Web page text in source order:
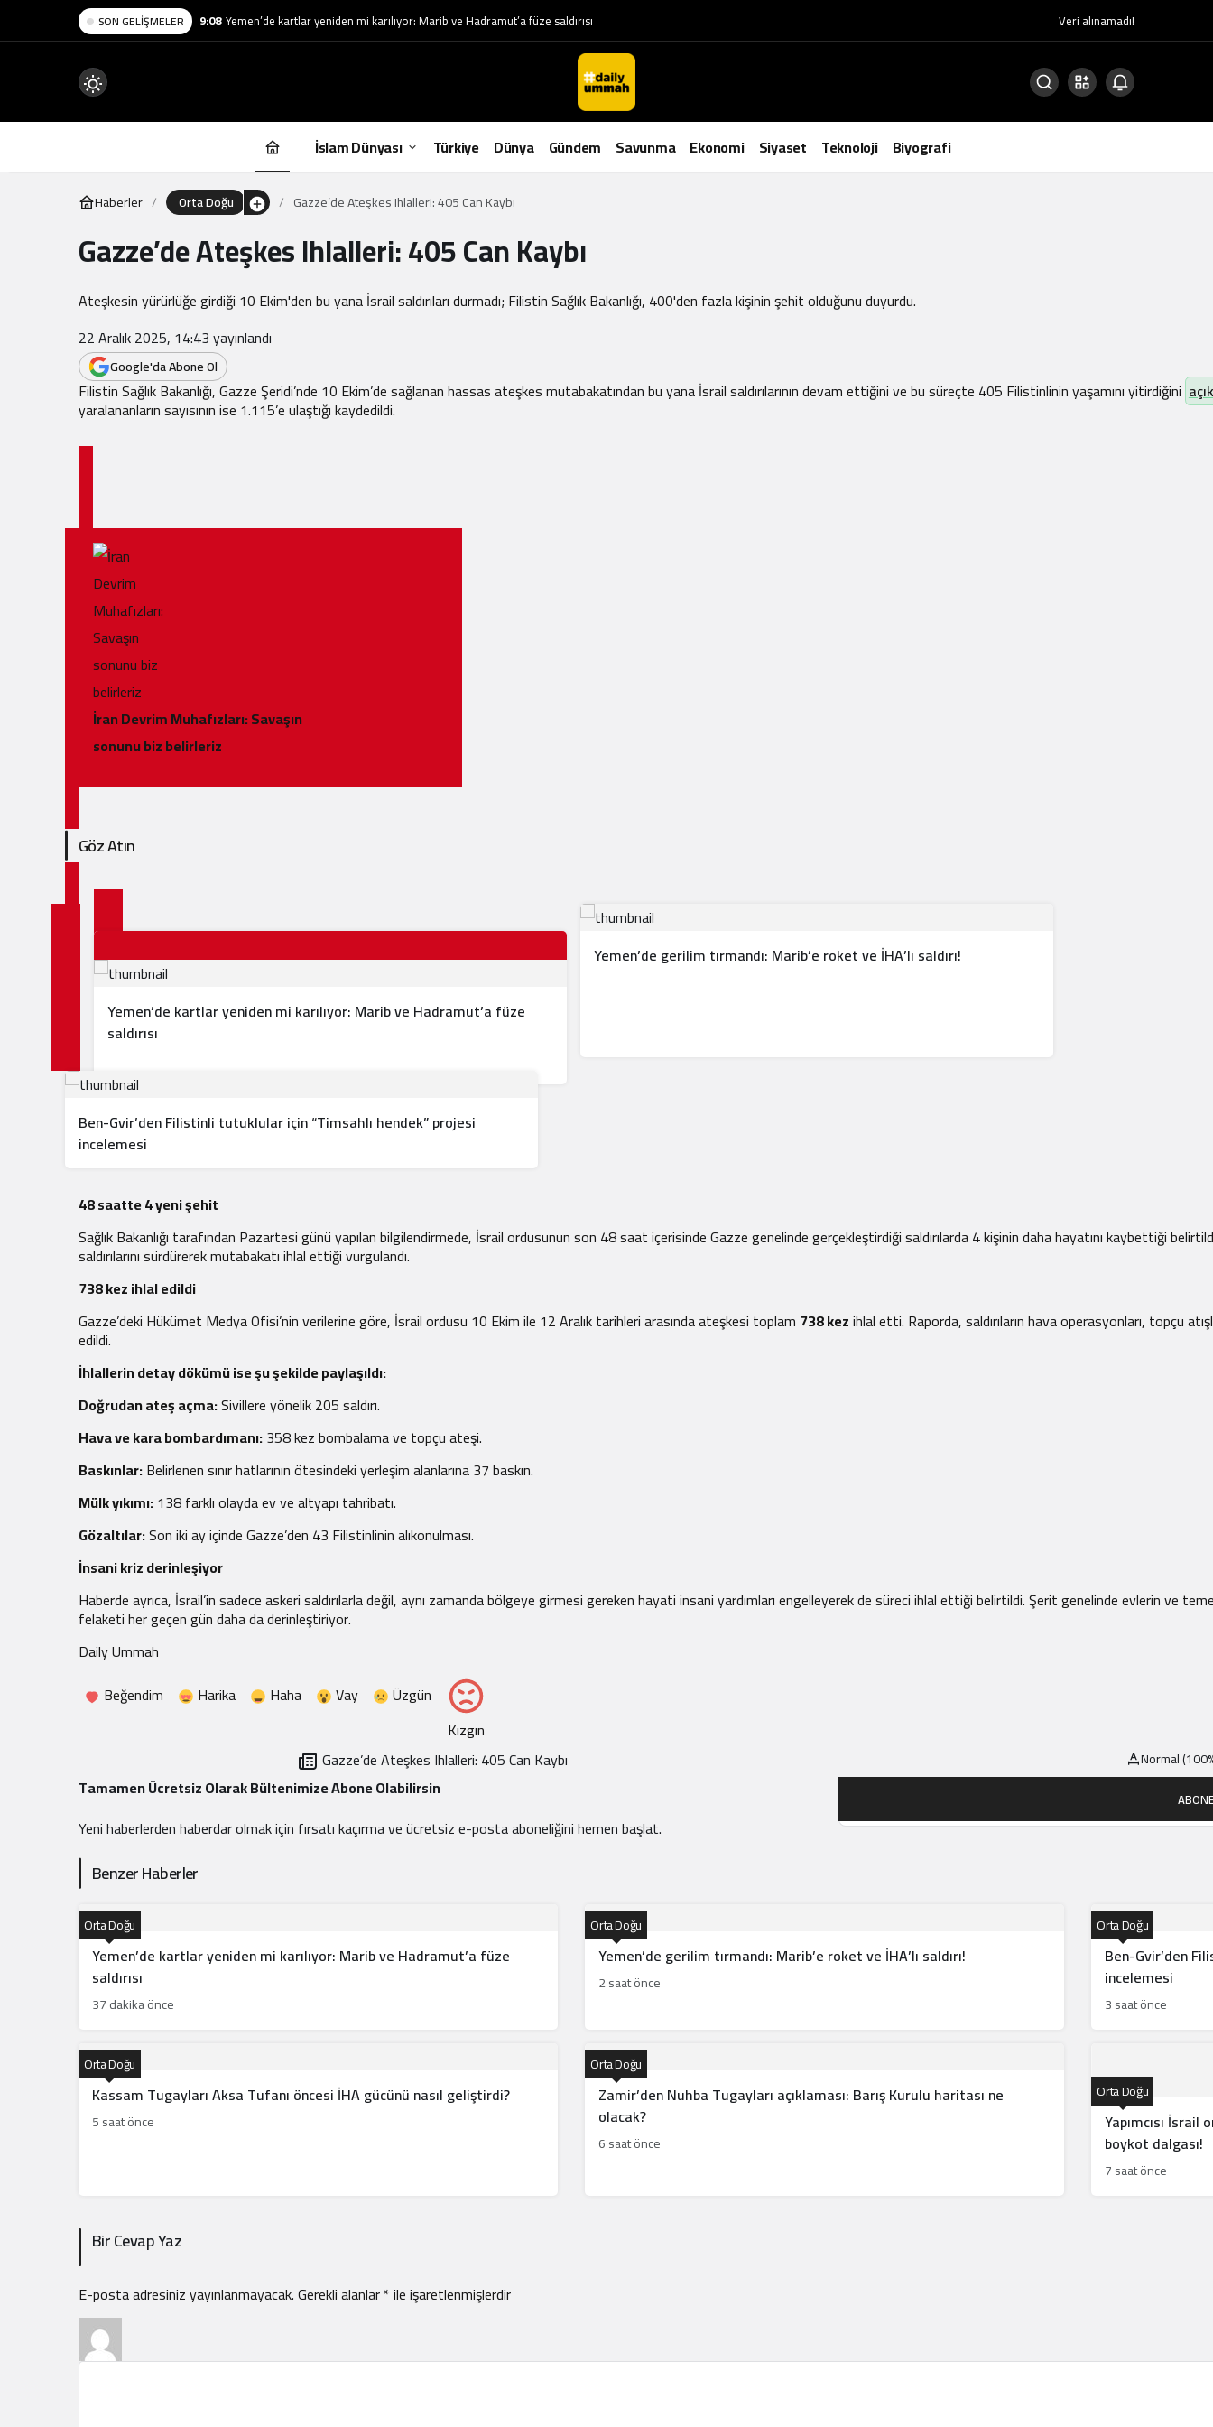
SON GELIŞMELER 9:08 Yemen’de kartlar yeniden mi karılıyor: Marib ve Hadramut’a füze saldırısı Veri alınamadı!
Mod
değiştir
İslam Dünyası Türkiye Dünya Gündem Savunma Ekonomi Siyaset Teknoloji Biyografi
Haberler Orta Doğu Gazze’de Ateşkes Ihlalleri: 405 Can Kaybı
Gazze’de Ateşkes Ihlalleri: 405 Can Kaybı
Ateşkesin yürürlüğe girdiği 10 Ekim'den bu yana İsrail saldırıları durmadı; Filistin Sağlık Bakanlığı, 400'den fazla kişinin şehit olduğunu duyurdu.
22 Aralık 2025, 14:43yayınlandı
Google'da Abone Ol
Filistin Sağlık Bakanlığı, Gazze Şeridi’nde 10 Ekim’de sağlanan hassas ateşkes mutabakatından bu yana İsrail saldırılarının devam ettiğini ve bu süreçte 405 Filistinlinin yaşamını yitirdiğini
yaralananların sayısının ise 1.115’e ulaştığı kaydedildi.
İran Devrim Muhafızları: Savaşın
sonunu biz belirleriz
Göz Atın
Yemen’de kartlar yeniden mi karılıyor: Marib ve Hadramut’a füze
saldırısı
Yemen’de gerilim tırmandı: Marib’e roket ve İHA’lı saldırı!
Ben-Gvir’den Filistinli tutuklular için “Timsahlı hendek” projesi
incelemesi
48 saatte 4 yeni şehit
Sağlık Bakanlığı tarafından Pazartesi günü yapılan bilgilendirmede, İsrail ordusunun son 48 saat içerisinde Gazze genelinde gerçekleştirdiği saldırılarda 4 kişinin daha hayatını kaybettiği
saldırılarını sürdürerek mutabakatı ihlal ettiği vurgulandı.
738 kez ihlal edildi
Gazze’deki Hükümet Medya Ofisi’nin verilerine göre, İsrail ordusu 10 Ekim ile 12 Aralık tarihleri arasında ateşkesi toplam 738 kezihlal etti. Raporda, saldırıların hava operasyonları, topçu
edildi.
İhlallerin detay dökümü ise şu şekilde paylaşıldı:
Doğrudan ateş açma:Sivillere yönelik 205 saldırı.
Hava ve kara bombardımanı:358 kez bombalama ve topçu ateşi.
Baskınlar:Belirlenen sınır hatlarının ötesindeki yerleşim alanlarına 37 baskın.
Mülk yıkımı:138 farklı olayda ev ve altyapı tahribatı.
Gözaltılar:Son iki ay içinde Gazze’den 43 Filistinlinin alıkonulması.
İnsani kriz derinleşiyor
Haberde ayrıca, İsrail’in sadece askeri saldırılarla değil, aynı zamanda bölgeye girmesi gereken hayati insani yardımları engelleyerek de süreci ihlal ettiği belirtildi. Şerit genelinde evlerin ve
felaketi her geçen gün daha da derinleştiriyor.
Daily Ummah
Beğendim
Harika Haha Vay
Üzgün
Kızgın
Gazze’de Ateşkes Ihlalleri: 405 Can Kaybı
Normal
Tamamen Ücretsiz Olarak Bültenimize Abone Olabilirsin
Yeni haberlerden haberdar olmak için fırsatı kaçırma ve ücretsiz e-posta aboneliğini hemen başlat.
Benzer Haberler
Yemen’de kartlar yeniden mi karılıyor: Marib ve Hadramut’a füze
saldırısı
Orta Doğu
37 dakika önce
Yemen’de gerilim tırmandı: Marib’e roket ve İHA’lı saldırı!
Orta Doğu
2 saat önce
Ben-Gvir’den
incelemesi
Orta Doğu
3 saat önce
Kassam Tugayları Aksa Tufanı öncesi İHA gücünü nasıl geliştirdi?
Orta Doğu
5 saat önce
Zamir’den Nuhba Tugayları açıklaması: Barış Kurulu haritası ne
olacak?
Orta Doğu
6 saat önce
Yapımcısı
boykot dalgası!
Orta Doğu
7 saat önce
Bir Cevap Yaz
E-posta adresiniz yayınlanmayacak.Gerekli alanlar*ile işaretlenmişlerdir